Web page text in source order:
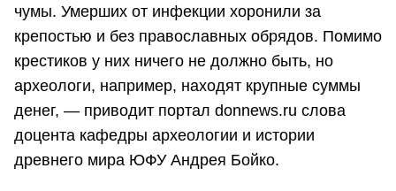
чумы. Умерших от инфекции хоронили за
крепостью и без православных обрядов. Помимо
крестиков у них ничего не должно быть, но
археологи, например, находят крупные суммы
денег, — приводит портал donnews.ru слова
доцента кафедры археологии и истории
древнего мира ЮФУ Андрея Бойко.